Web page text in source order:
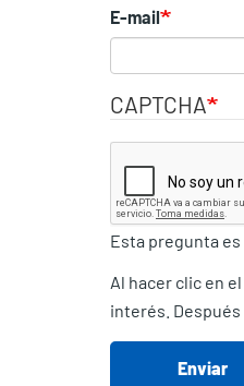
E-mail
CAPTCHA
Esta pregunta
Al hacer clic en
interés.
Enviar